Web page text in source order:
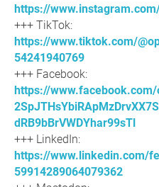
https://
+++ TikTok:
https://www.tiktok.com/
54241940769
+++ Facebook:
https://
dRB9bBrVWDYhar99sTl
+++ LinkedIn:
https://www.linkedin.com/
59914289064079362